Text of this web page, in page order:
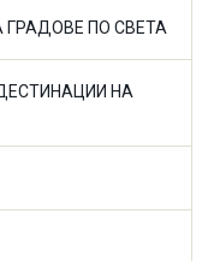
ПО СВЕТА
НА